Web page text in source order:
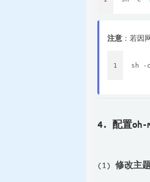
注意 ：若因
1 sh -
4. 配置oh-
(1) 修改主